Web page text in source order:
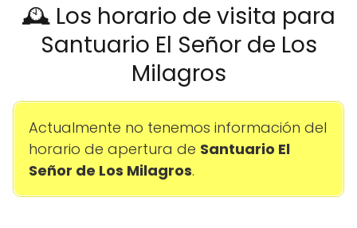
🕰️ Los horario de visita para
Santuario El Señor de Los
Milagros
Actualmente no tenemos información del
horario de apertura de Santuario El
Señor de Los Milagros.